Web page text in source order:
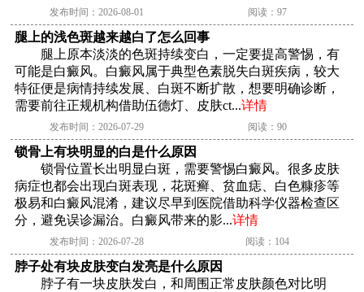
发布时间：2026-08-01 阅读：97
腿上的浅色斑越来越白了怎么回事
腿上原本淡淡的色斑持续变白，一定要提高警惕，有
可能是白癜风。白癜风属于典型色素脱失白斑疾病，较大
特征便是病情持续发展、白斑不断扩散，想要明确诊断，
需要前往正规机构借助伍德灯、皮肤ct...详情
发布时间：2026-07-29 阅读：90
锁骨上有块明显的白是什么原因
锁骨位置长出明显白斑，需要警惕白癜风。很多皮肤
病症也都会出现白斑表现，花斑癣、贫血痣、白色糠疹等
极易和白癜风混淆，建议尽早到医院借助科学仪器检查区
分，避免误诊漏治。白癜风带来的影...详情
发布时间：2026-07-28 阅读：104
脖子处有块皮肤变白发亮是什么原因
脖子有一块皮肤发白，和周围正常皮肤颜色对比明